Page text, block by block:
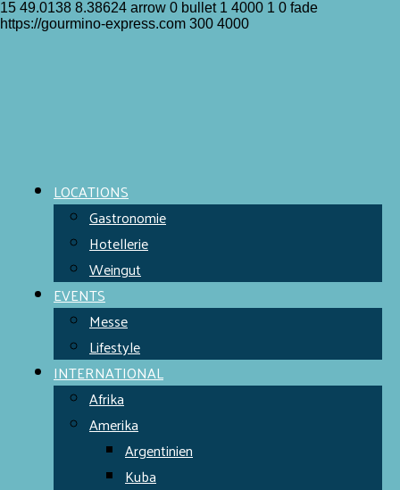
15 49.0138 8.38624 arrow 0 bullet 1 4000 1 0 fade
https://gourmino-express.com 300 4000
LOCATIONS
Gastronomie
Hotellerie
Weingut
EVENTS
Messe
Lifestyle
INTERNATIONAL
Afrika
Amerika
Argentinien
Kuba